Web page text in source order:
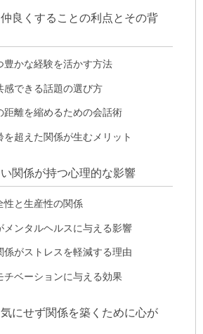
良くすることの利点とその背
豊かな経験を活かす方法
感できる話題の選び方
距離を縮めるための会話術
を超えた関係が生むメリット
関係が持つ心理的な影響
性と生産性の関係
メンタルヘルスに与える影響
係がストレスを軽減する理由
チベーションに与える効果
にせず関係を築くために心が